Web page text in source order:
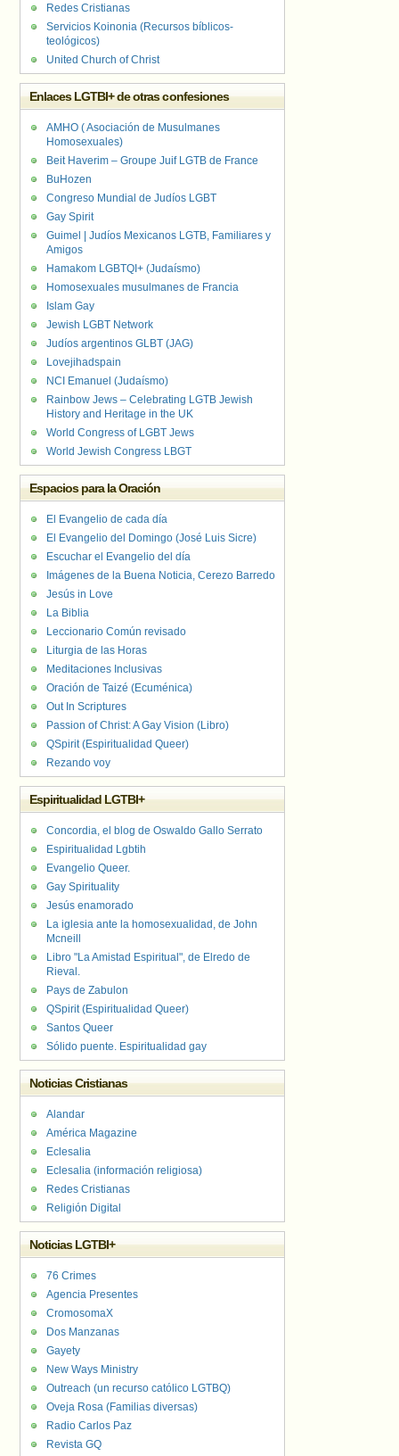
Redes Cristianas
Servicios Koinonia (Recursos bíblicos-
teológicos)
United Church of Christ
Enlaces LGTBI+ de otras confesiones
AMHO ( Asociación de Musulmanes
Homosexuales)
Beit Haverim – Groupe Juif LGTB de France
BuHozen
Congreso Mundial de Judíos LGBT
Gay Spirit
Guimel | Judíos Mexicanos LGTB, Familiares y
Amigos
Hamakom LGBTQI+ (Judaísmo)
Homosexuales musulmanes de Francia
Islam Gay
Jewish LGBT Network
Judíos argentinos GLBT (JAG)
Lovejihadspain
NCI Emanuel (Judaísmo)
Rainbow Jews – Celebrating LGTB Jewish
History and Heritage in the UK
World Congress of LGBT Jews
World Jewish Congress LBGT
Espacios para la Oración
El Evangelio de cada día
El Evangelio del Domingo (José Luis Sicre)
Escuchar el Evangelio del día
Imágenes de la Buena Noticia, Cerezo Barredo
Jesús in Love
La Biblia
Leccionario Común revisado
Liturgia de las Horas
Meditaciones Inclusivas
Oración de Taizé (Ecuménica)
Out In Scriptures
Passion of Christ: A Gay Vision (Libro)
QSpirit (Espiritualidad Queer)
Rezando voy
Espiritualidad LGTBI+
Concordia, el blog de Oswaldo Gallo Serrato
Espiritualidad Lgbtih
Evangelio Queer.
Gay Spirituality
Jesús enamorado
La iglesia ante la homosexualidad, de John
Mcneill
Libro "La Amistad Espiritual", de Elredo de
Rieval.
Pays de Zabulon
QSpirit (Espiritualidad Queer)
Santos Queer
Sólido puente. Espiritualidad gay
Noticias Cristianas
Alandar
América Magazine
Eclesalia
Eclesalia (información religiosa)
Redes Cristianas
Religión Digital
Noticias LGTBI+
76 Crimes
Agencia Presentes
CromosomaX
Dos Manzanas
Gayety
New Ways Ministry
Outreach (un recurso católico LGTBQ)
Oveja Rosa (Familias diversas)
Radio Carlos Paz
Revista GQ